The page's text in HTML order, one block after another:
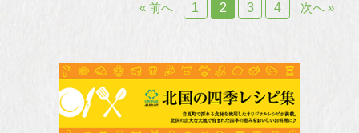
« 前へ 1 2 3 4 次へ »